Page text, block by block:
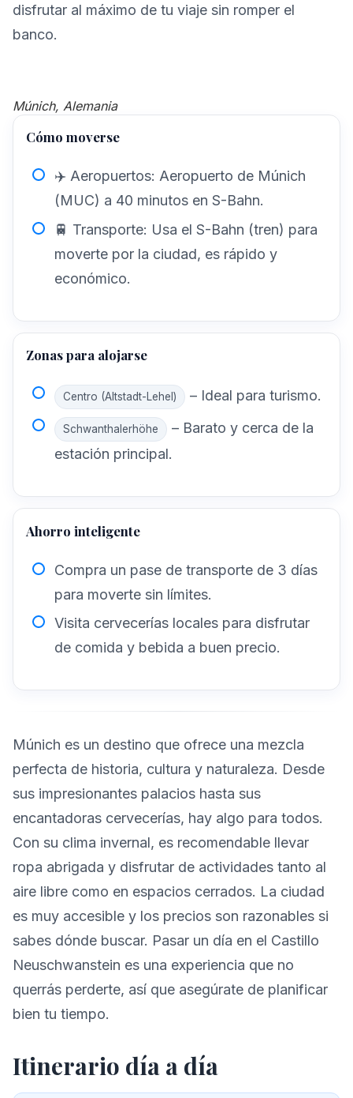
disfrutar al máximo de tu viaje sin romper el
banco.
Múnich, Alemania
Cómo moverse
✈️ Aeropuertos: Aeropuerto de Múnich
(MUC) a 40 minutos en S-Bahn.
🚆 Transporte: Usa el S-Bahn (tren) para
moverte por la ciudad, es rápido y
económico.
Zonas para alojarse
Centro (Altstadt-Lehel) – Ideal para turismo.
Schwanthalerhöhe
– Barato y cerca de la
estación principal.
Ahorro inteligente
Compra un pase de transporte de 3 días
para moverte sin límites.
Visita cervecerías locales para disfrutar
de comida y bebida a buen precio.
Múnich es un destino que ofrece una mezcla
perfecta de historia, cultura y naturaleza. Desde
sus impresionantes palacios hasta sus
encantadoras cervecerías, hay algo para todos.
Con su clima invernal, es recomendable llevar
ropa abrigada y disfrutar de actividades tanto al
aire libre como en espacios cerrados. La ciudad
es muy accesible y los precios son razonables si
sabes dónde buscar. Pasar un día en el Castillo
Neuschwanstein es una experiencia que no
querrás perderte, así que asegúrate de planificar
bien tu tiempo.
Itinerario día a día